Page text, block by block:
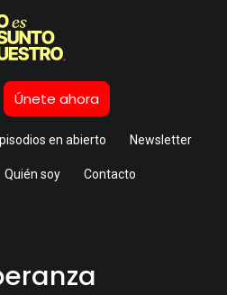
Únete ahora
en abierto Newsletter
Quién soy Contacto